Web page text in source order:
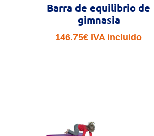
Barra de equilibrio de
gimnasia
146.75€ IVA incluido